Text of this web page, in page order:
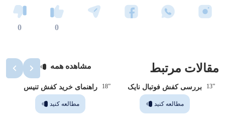
0
0
مقالات مرتبط مشاهده همه
بررسی کفش فوتبال نایک
مطالعه کنید
راهنمای خرید کفش تنیس
مطالعه کنید